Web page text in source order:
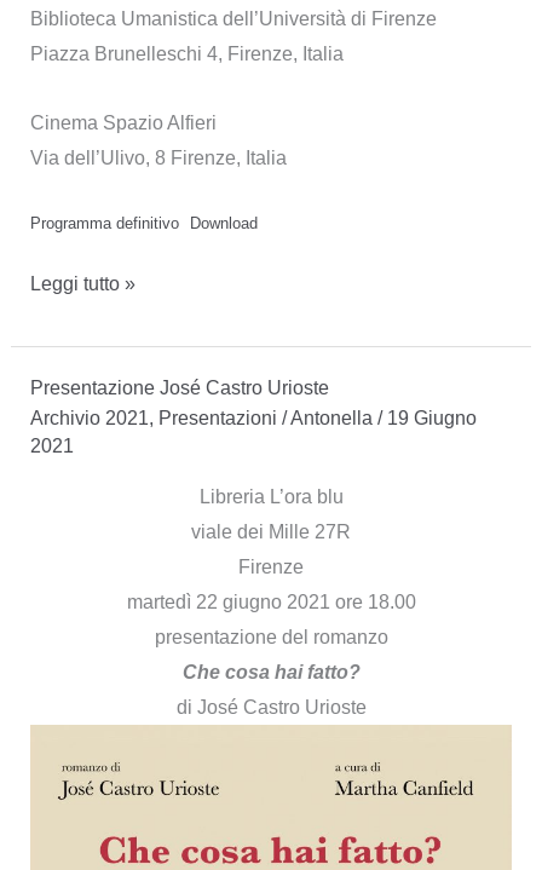
Biblioteca Umanistica dell’Università di Firenze
Piazza Brunelleschi 4, Firenze, Italia
Cinema Spazio Alfieri
Via dell’Ulivo, 8 Firenze, Italia
Programma definitivo Download
X
Peruanistas
Leggi tutto »
Presentazione José Castro Urioste
Archivio 2021, Presentazioni /Antonella / 19 Giugno
2021
Libreria L’ora blu
viale dei Mille 27R
Firenze
martedì 22 giugno 2021 ore 18.00
presentazione del romanzo
Che cosa hai fatto?
di José Castro Urioste